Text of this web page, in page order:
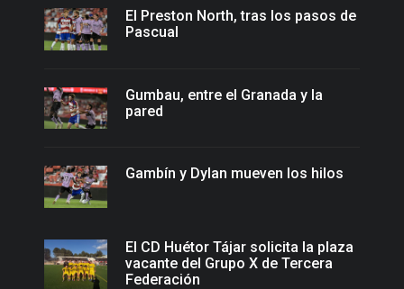
El Preston North, tras los pasos de
Pascual
Gumbau, entre el Granada y la
pared
Gambín y Dylan mueven los hilos
El CD Huétor Tájar solicita la plaza
vacante del Grupo X de Tercera
Federación